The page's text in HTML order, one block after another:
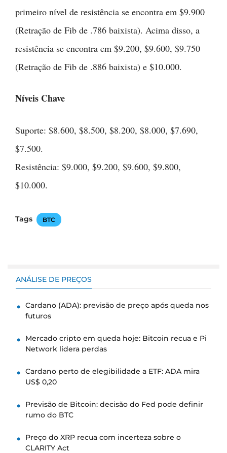
primeiro nível de resistência se encontra em $9.900
(Retração de Fib de .786 baixista). Acima disso, a
resistência se encontra em $9.200, $9.600, $9.750
(Retração de Fib de .886 baixista) e $10.000.
Níveis Chave
Suporte: $8.600, $8.500, $8.200, $8.000, $7.690,
$7.500.
Resistência: $9.000, $9.200, $9.600, $9.800,
$10.000.
Tags BTC
ANÁLISE DE PREÇOS
Cardano (ADA): previsão de preço após queda nos
futuros
Mercado cripto em queda hoje: Bitcoin recua e Pi
Network lidera perdas
Cardano perto de elegibilidade a ETF: ADA mira
US$ 0,20
Previsão de Bitcoin: decisão do Fed pode definir
rumo do BTC
Preço do XRP recua com incerteza sobre o
CLARITY Act